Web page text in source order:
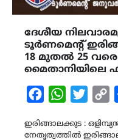
ദേശീയ
ടൂർണമെന്റ്
18 മുതൽ 25
മൈതാനിയിലെ
FacebookWhatsApp
ഇരിങ്ങാലക്കുട :
നേതൃത്വത്തിൽ